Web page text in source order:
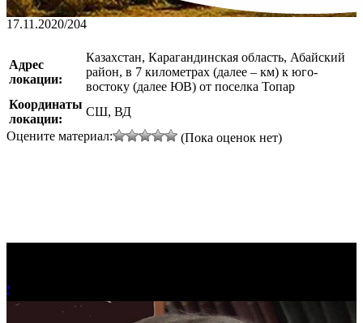
17.11.2020/204
Адрес
локации:
Казахстан, Карагандинская область, Абайский
район, в 7 километрах (далее – км) к юго-
востоку (далее ЮВ) от поселка Топар
Координаты
локации:
СШ, ВД
Оцените материал:
(Пока оценок нет)
!